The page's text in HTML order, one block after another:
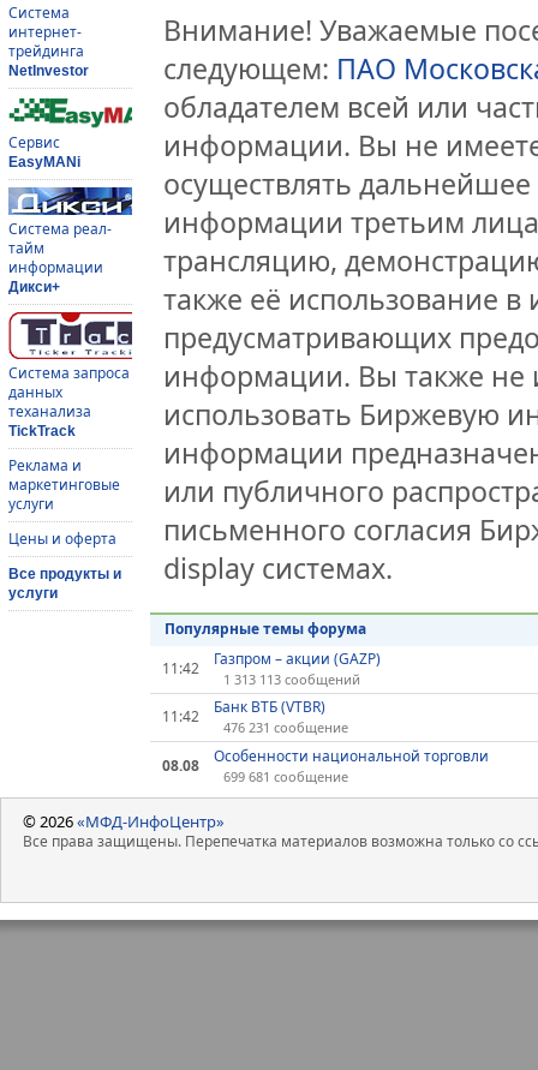
Система
интернет-
трейдинга
NetInvestor
Сервис
EasyMANi
Система реал-
тайм
информации
Дикси+
Система запроса
данных
теханализа
TickTrack
Реклама и
маркетинговые
услуги
Цены и оферта
Все продукты и
услуги
Внимание! Уважаемые
следующем: ПАО
обладателем всей или
информации. Вы не
осуществлять
информации третьим
трансляцию,
также её использование
предусматривающих
информации. Вы также не
использовать Биржевую
информации
или публичного
письменного согласия
display системах.
Популярные темы форума
11:42
Газпром – акции (GAZP)
1 313 113 сообщений
11:42 Банк ВТБ (VTBR)
476 231 сообщение
08.08 Особенности национальной торговли
699 681 сообщение
© 2026«МФД-ИнфоЦентр»
Все права защищены. Перепечатка материалов возможна только со